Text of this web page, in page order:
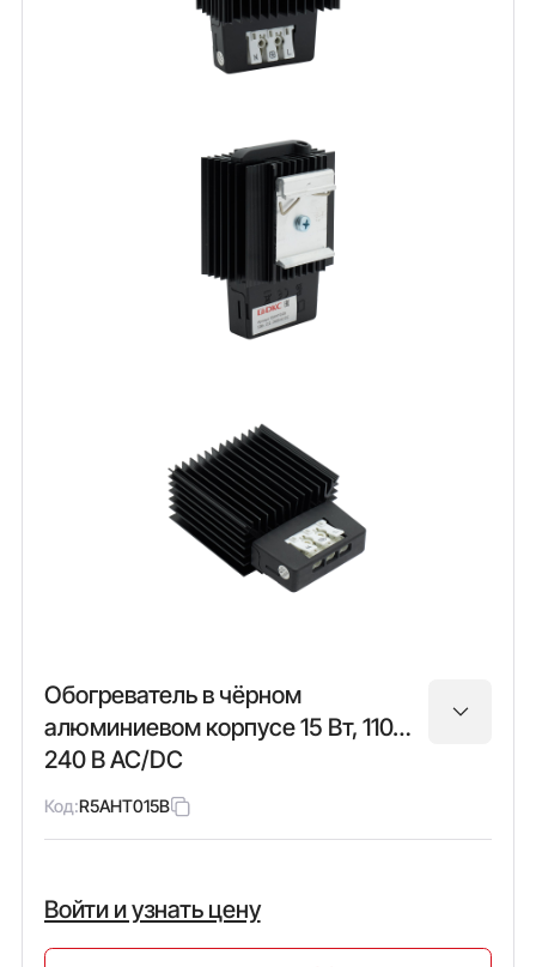
Обогреватель в чёрном
алюминиевом корпусе 15 Вт, 110…
240 В AC/DC
Код:R5AHT015B
Войти и узнать цену